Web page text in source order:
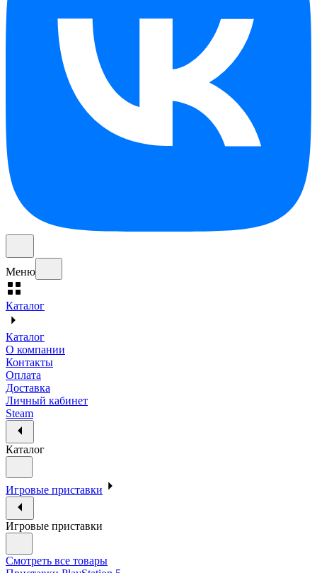
Меню
Каталог
Каталог
О компании
Контакты
Оплата
Доставка
Личный кабинет
Steam
Каталог
Игровые приставки
Игровые приставки
Смотреть все товары